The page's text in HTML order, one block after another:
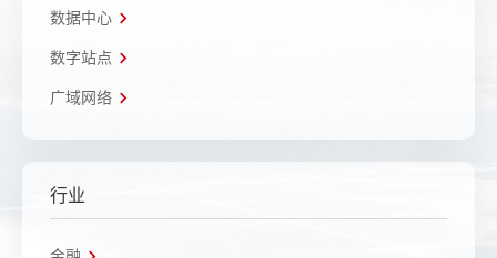
数据中心
数字站点
广域网络
行业